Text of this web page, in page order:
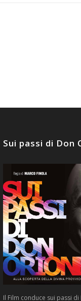
Sui passi di Don
Il Film conduce sui passi